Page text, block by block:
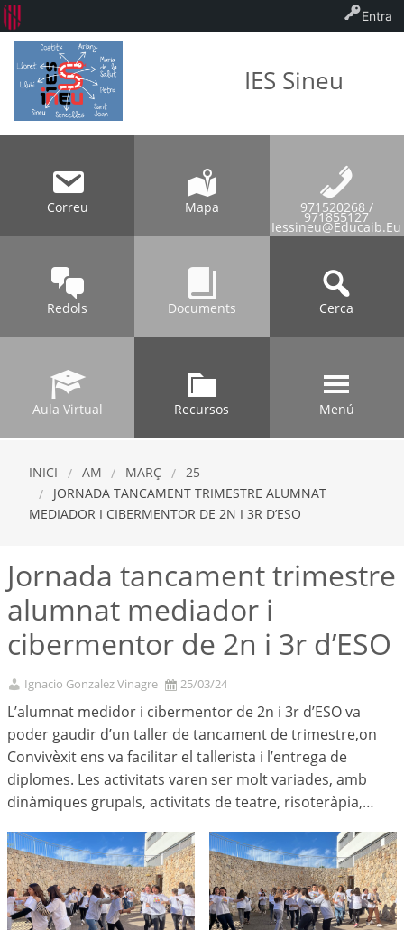
IES Sineu
Correu Mapa 971520268 /
971855127
Iessineu@educaib.eu
Redols Documents Cerca
Aula Virtual Recursos Menú
INICI AM MARÇ
25
JORNADA TANCAMENT TRIMESTRE ALUMNAT
MEDIADOR I CIBERMENTOR DE 2N I 3R D’ESO
Jornada tancament trimestre
alumnat mediador i
cibermentor de 2n i 3r d’ESO
Ignacio Gonzalez Vinagre 25/03/24
L’alumnat medidor i cibermentor de 2n i 3r d’ESO va
poder gaudir d’un taller de tancament de trimestre,on
Convivèxit ens va facilitar el tallerista i l’entrega de
diplomes. Les activitats varen ser molt variades, amb
dinàmiques grupals, activitats de teatre, risoteràpia,…
Entra